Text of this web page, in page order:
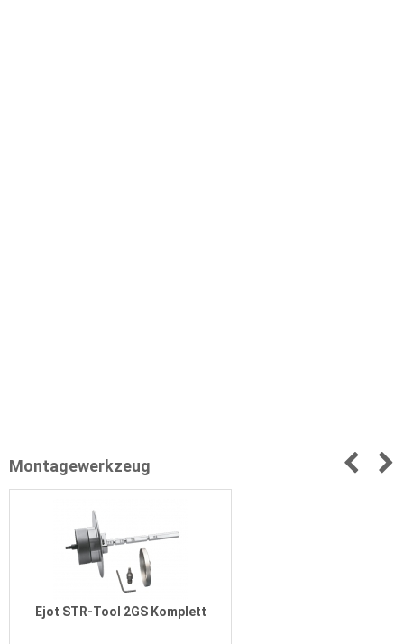
Montagewerkzeug
Ejot STR-Tool 2GS Komplett